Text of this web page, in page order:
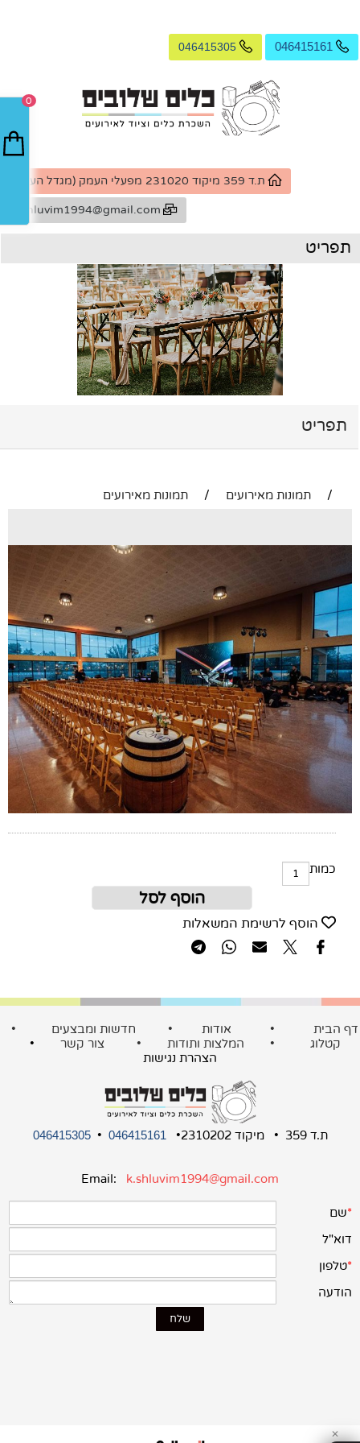
046415161
046415305
ת.ד 359 מיקוד 231020 מפעלי העמק (מגדל העמק)
k.shluvim1994@gmail.com
תפריט
תפריט
/ תמונות מאירועים / תמונות מאירועים
כמות
הוסף לסל
הוסף לרשימת המשאלות
0
הבית • אודות • חדשות ומבצעים •
קטלוג
• המלצות ותודות • צור קשר
•
הצהרת נגישות
ת.ד 359 • מיקוד 2310202• 046415161
•
046415305
Email:k.shluvim1994@gmail.com
✕